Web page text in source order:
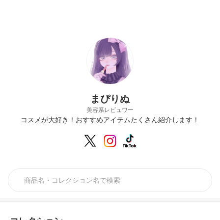
まぴりぬ
美容系レビュワー
コスメが大好き！おすすめアイテムたくさん紹介します！